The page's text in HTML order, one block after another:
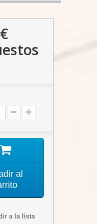
al
a la lista